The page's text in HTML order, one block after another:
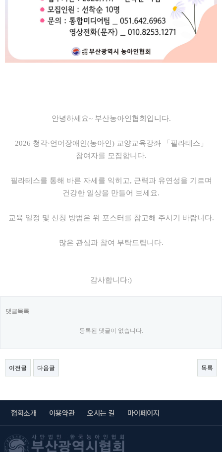
안녕하세요~ 부산농아인협회입니다.
2026 청각·언어장애인(농아인) 교양교육강좌
「필라테스」
참여자를 모집합니다.
필라테스를 통해 바른 자세를 익히고, 근력과 유연성을 기르며
건강한 일상을 만들어 보세요.
교육 일정 및 신청 방법은 위 포스터 를 참고해 주시기 바랍니다.
많은 관심과 참여 부탁드립니다.
감사합니다:)
댓글목록
등록된 댓글이 없습니다.
이전글 다음글 목록
협회소개 이용약관 오시는 길 마이페이지